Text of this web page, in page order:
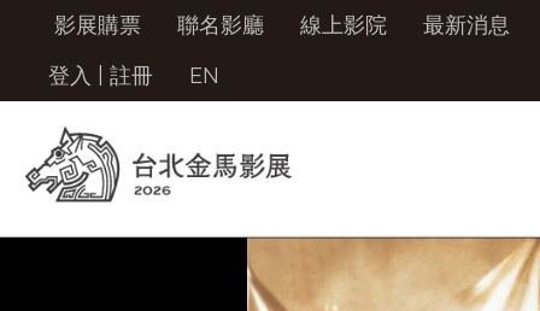
影展購票 聯名影廳 線上影院
最新消息
登入
註冊 EN